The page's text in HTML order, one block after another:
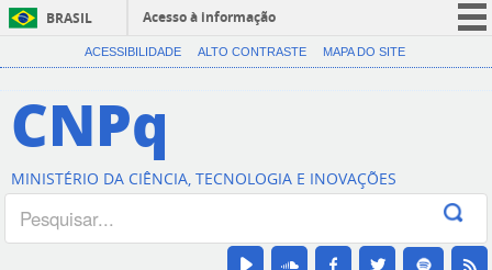
BRASIL
Acesso à informação
CORONAVÍRUS (COVID-19)
Canais
ACESSIBILIDADE ALTO CONTRASTE MAPA DO SITE
CNPq
MINISTÉRIO DA CIÊNCIA, TECNOLOGIA E INOVAÇÕES